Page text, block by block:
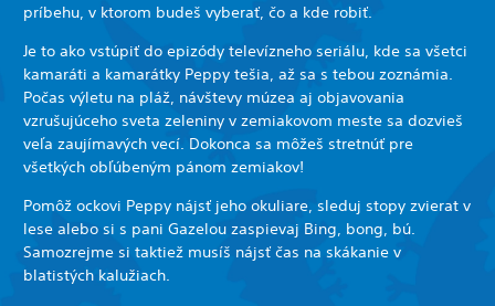
príbehu, v ktorom budeš vyberať, čo a kde robiť.
Je to ako vstúpiť do epizódy televízneho seriálu, kde sa všetci
kamaráti a kamarátky Peppy tešia, až sa s tebou zoznámia.
Počas výletu na pláž, návštevy múzea aj objavovania
vzrušujúceho sveta zeleniny v zemiakovom meste sa dozvieš
veľa zaujímavých vecí. Dokonca sa môžeš stretnúť pre
všetkých obľúbeným pánom zemiakov!
Pomôž ockovi Peppy nájsť jeho okuliare, sleduj stopy zvierat v
lese alebo si s pani Gazelou zaspievaj Bing, bong, bú.
Samozrejme si taktiež musíš nájsť čas na skákanie v
blatistých kalužiach.